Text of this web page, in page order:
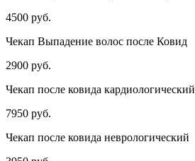
4500 руб.
Чекап Выпадение волос после Ковид
2900 руб.
Чекап после ковида кардиологический
7950 руб.
Чекап после ковида неврологический